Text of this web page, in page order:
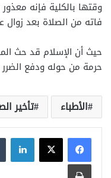
وقتها بالكلية فإنه
فاته من الصلاة بعد زوال
حيث أن الإسلام قد حث
حرمة من حوله ودفع
الأطباء تأخير
طباعة